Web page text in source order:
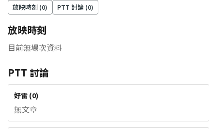
放映時刻 (0) PTT 討論 (0)
放映時刻
目前無場次資料
PTT 討論
好雷 (0)
無文章